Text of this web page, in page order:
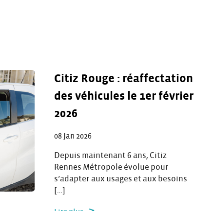
Citiz Rouge : réaffectation
des véhicules le 1er février
2026
08 Jan 2026
Depuis maintenant 6 ans, Citiz
Rennes Métropole évolue pour
s’adapter aux usages et aux besoins